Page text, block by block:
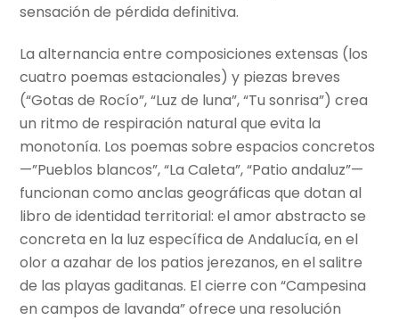
sensación de pérdida definitiva.
La alternancia entre composiciones extensas (los
cuatro poemas estacionales) y piezas breves
(“Gotas de Rocío”, “Luz de luna”, “Tu sonrisa”) crea
un ritmo de respiración natural que evita la
monotonía. Los poemas sobre espacios concretos
—”Pueblos blancos”, “La Caleta”, “Patio andaluz”—
funcionan como anclas geográficas que dotan al
libro de identidad territorial: el amor abstracto se
concreta en la luz específica de Andalucía, en el
olor a azahar de los patios jerezanos, en el salitre
de las playas gaditanas. El cierre con “Campesina
en campos de lavanda” ofrece una resolución